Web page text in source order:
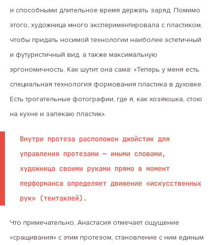
и способными длительное время держать заряд. Помимо
этого, художница много экспериментировала с пластиком,
чтобы придать носимой технологии наиболее эстетичный
и футуристичный вид, а также максимальную
эргономичность. Как шутит она сама: «Теперь у меня есть
специальная технология формования пластика в духовке.
Есть трогательные фотографии, где я, как хозяюшка, стою
на кухне и запекаю пластик».
Внутри протеза расположен джойстик для
управления протезами — иными словами,
художница своими руками прямо в момент
перформанса определяет движение «искусственных
рук» (тентаклей).
Что примечательно, Анастасия отмечает ощущение
«сращивания» с этим протезом, становление с ним единым